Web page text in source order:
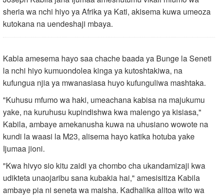
sheria wa nchi hiyo ya Afrika ya Kati, akisema kuwa umeoza
kutokana na uendeshaji mbaya.
Kabla amesema hayo saa chache baada ya Bunge la Seneti
la nchi hiyo kumuondolea kinga ya kutoshtakiwa, na
kufungua njia ya mwanasiasa huyo kufunguliwa mashtaka.
"Kuhusu mfumo wa haki, umeachana kabisa na majukumu
yake, na kuruhusu kupindishwa kwa malengo ya kisiasa,"
Kabila, ambaye amekanusha kuwa na uhusiano wowote na
kundi la waasi la M23, alisema hayo katika hotuba yake
Ijumaa jioni.
"Kwa hivyo sio kitu zaidi ya chombo cha ukandamizaji kwa
udikteta unaojaribu sana kubakia hai," amesisitiza Kabila
ambaye pia ni seneta wa maisha. Kadhalika alitoa wito wa